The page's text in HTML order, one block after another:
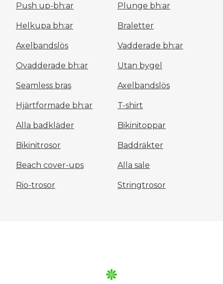
Push up-bh:ar Plunge bh:ar
Helkupa bh:ar Braletter
Axelbandslös Vadderade bh:ar
Ovadderade bh:ar Utan bygel
Seamless bras Axelbandslös
Hjärtformade bh:ar T-shirt
Alla badkläder Bikinitoppar
Bikinitrosor Baddräkter
Beach cover-ups Alla sale
Rio-trosor Stringtrosor